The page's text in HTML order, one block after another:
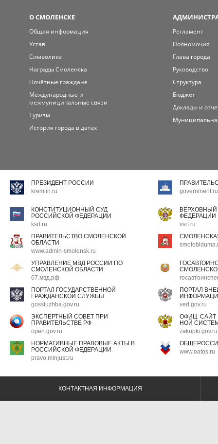
О СМОЛЕНСКЕ
Общая информация
Устав
Символика
Награды Смоленска
Почётные граждане
Международные и
межмуниципальные связи
Туризм
История города в датах
Регламент
Полномочия
Глава города
Руководство
Структура
Бюджет
Доклады и
ПРЕЗИДЕНТ РОССИИ
kremlin.ru
government.ru
КОНСТИТУЦИОННЫЙ СУД
РОССИЙСКОЙ ФЕДЕРАЦИИ
ksrf.ru
ФЕДЕРАЦИИ
vsrf.ru
ПРАВИТЕЛЬСТВО СМОЛЕНСКОЙ
ОБЛАСТИ
www.admin-smolensk.ru
УПРАВЛЕНИЕ МВД РОССИИ ПО
СМОЛЕНСКОЙ ОБЛАСТИ
67.мвд.рф
ПОРТАЛ ГОСУДАРСТВЕННОЙ
ГРАЖДАНСКОЙ СЛУЖБЫ
gossluzhba.gov.ru
ПОРТАЛ
ved.gov.ru
ЭКСПЕРТНЫЙ СОВЕТ ПРИ
ПРАВИТЕЛЬСТВЕ РФ
open.gov.ru
ОФИЦ.
НОЙ
zakupki.gov.ru
НОРМАТИВНЫЕ ПРАВОВЫЕ АКТЫ В
РОССИЙСКОЙ ФЕДЕРАЦИИ
pravo.minjust.ru
www.oatos.ru
КОНТАКТНАЯ ИНФОРМАЦИЯ